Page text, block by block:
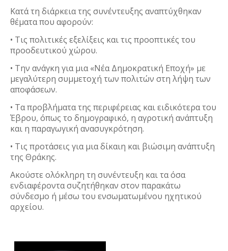
Κατά τη διάρκεια της συνέντευξης αναπτύχθηκαν
θέματα που αφορούν:
• Τις πολιτικές εξελίξεις και τις προοπτικές του
προοδευτικού χώρου.
• Την ανάγκη για μια «Νέα Δημοκρατική Εποχή» με
μεγαλύτερη συμμετοχή των πολιτών στη λήψη των
αποφάσεων.
• Τα προβλήματα της περιφέρειας και ειδικότερα του
Έβρου, όπως το δημογραφικό, η αγροτική ανάπτυξη
και η παραγωγική ανασυγκρότηση.
• Τις προτάσεις για μια δίκαιη και βιώσιμη ανάπτυξη
της Θράκης.
Ακούστε ολόκληρη τη συνέντευξη και τα όσα
ενδιαφέροντα συζητήθηκαν στον παρακάτω
σύνδεσμο ή μέσω του ενσωματωμένου ηχητικού
αρχείου.